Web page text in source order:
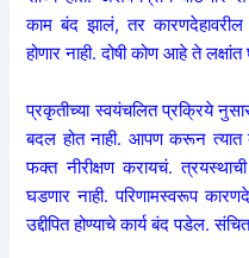
काम बंद झालं, तर कारणदेहावरील
होणार नाही. दोषी कोण आहे ते
प्रकृतीच्या स्वयंचलित प्रक्रिये
बदल होत नाही. आपण करून त्यात
फक्त नीरीक्षण करायचं.
घडणार नाही. परिणामस्वरूप
उद्दीपित होण्याचे कार्य बंद पडेल.